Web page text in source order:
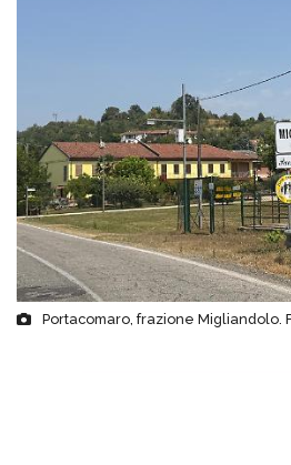
Portacomaro, frazione Migliandolo.